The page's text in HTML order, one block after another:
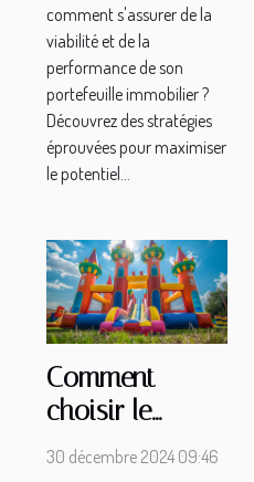
comment s'assurer de la
viabilité et de la
performance de son
portefeuille immobilier ?
Découvrez des stratégies
éprouvées pour maximiser
le potentiel...
Comment
choisir le
meilleur
30 décembre 2024 09:46